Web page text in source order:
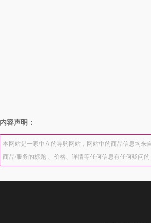
内容声明：
本网站是一家中立的导购网站，网站中的商品信息均来
商品/服务的标题 、价格、详情等任何信息有任何疑问